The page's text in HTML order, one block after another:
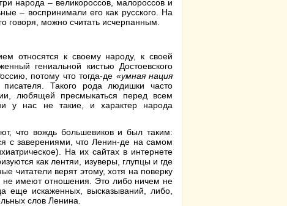
народа – великороссов, малороссов и
– воспринимали его как русского. На
говоря, можно считать исчерпанным.
относятся к своему народу, к своей
гениальной кистью Достоевского
потому что тогда-де «умная нация
Такого рода людишки часто
любящей пресмыкаться перед всем
у нас не такие, и характер народа
что вождь большевиков и был таким:
с заверениями, что Ленин-де на самом
На их сайтах в интернете
как лентяи, изуверы, глупцы и где
читатели верят этому, хотя на поверку
не имеют отношения. Это либо ничем не
еще искаженных, высказываний, либо,
слов Ленина.